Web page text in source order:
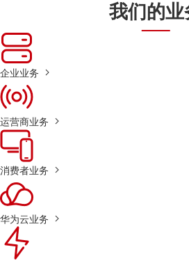
我们的业
企业业务
运营商业务
消费者业务
华为云业务